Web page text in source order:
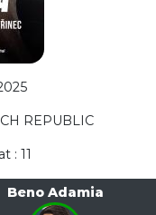
REPUBLIC
: 11
Beno Adamia